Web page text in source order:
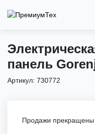
панель
Артикул: 730772
Продажи прекращены